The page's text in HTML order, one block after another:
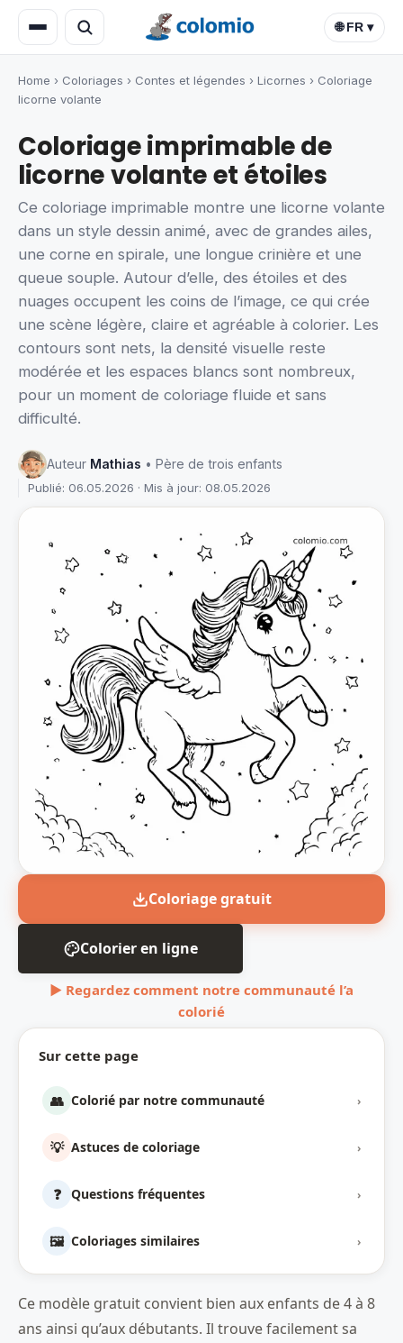
🌐 FR ▾
Home › Coloriages › Contes et légendes › Licornes › Coloriage
licorne volante
Coloriage imprimable de
licorne volante et étoiles
Ce coloriage imprimable montre une licorne volante
dans un style dessin animé, avec de grandes ailes,
une corne en spirale, une longue crinière et une
queue souple. Autour d’elle, des étoiles et des
nuages occupent les coins de l’image, ce qui crée
une scène légère, claire et agréable à colorier. Les
contours sont nets, la densité visuelle reste
modérée et les espaces blancs sont nombreux,
pour un moment de coloriage fluide et sans
difficulté.
Auteur Mathias • Père de trois enfants
Publié: 06.05.2026 · Mis à jour: 08.05.2026
Sur cette page
👥 Colorié par notre communauté ›
💡 Astuces de coloriage ›
❓ Questions fréquentes ›
🖼️ Coloriages similaires ›
Coloriage gratuit
Colorier en ligne
▶ Regardez comment notre communauté l’a
colorié
Ce modèle gratuit convient bien aux enfants de 4 à 8
ans ainsi qu’aux débutants. Il trouve facilement sa